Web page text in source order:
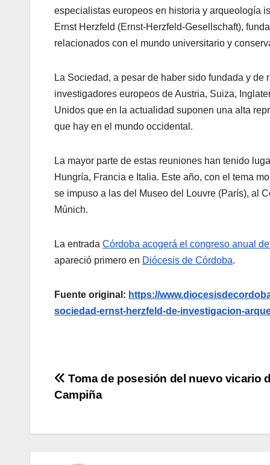
especialistas europeos en historia y arqueología
Ernst Herzfeld (Ernst-Herzfeld-Gesellschaft),
relacionados con el mundo universitario y
La Sociedad, a pesar de haber sido fundada y
investigadores europeos de Austria, Suiza,
Unidos que en la actualidad suponen una alta
que hay en el mundo occidental.
La mayor parte de estas reuniones han tenido
Hungría, Francia e Italia. Este año, con el tema
se impuso a las del Museo del Louvre (París), al
Múnich.
La entrada Córdoba acogerá el congreso anual
apareció primero en Diócesis de Córdoba.
Fuente original: https://
sociedad-ernst-herzfeld-de-investigacion-
Navegación
entradas
Toma de posesión del nuevo vicario
Campiña